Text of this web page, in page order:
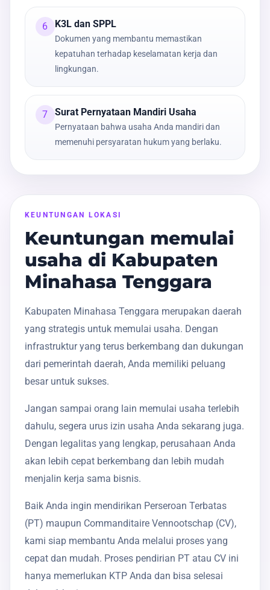
6 K3L dan SPPL
Dokumen yang membantu memastikan
kepatuhan terhadap keselamatan kerja dan
lingkungan.
7 Surat Pernyataan Mandiri Usaha
Pernyataan bahwa usaha Anda mandiri dan
memenuhi persyaratan hukum yang berlaku.
KEUNTUNGAN LOKASI
Keuntungan memulai
usaha di Kabupaten
Minahasa Tenggara
Kabupaten Minahasa Tenggara merupakan daerah
yang strategis untuk memulai usaha. Dengan
infrastruktur yang terus berkembang dan dukungan
dari pemerintah daerah, Anda memiliki peluang
besar untuk sukses.
Jangan sampai orang lain memulai usaha terlebih
dahulu, segera urus izin usaha Anda sekarang juga.
Dengan legalitas yang lengkap, perusahaan Anda
akan lebih cepat berkembang dan lebih mudah
menjalin kerja sama bisnis.
Baik Anda ingin mendirikan Perseroan Terbatas
(PT) maupun Commanditaire Vennootschap (CV),
kami siap membantu Anda melalui proses yang
cepat dan mudah. Proses pendirian PT atau CV ini
hanya memerlukan KTP Anda dan bisa selesai